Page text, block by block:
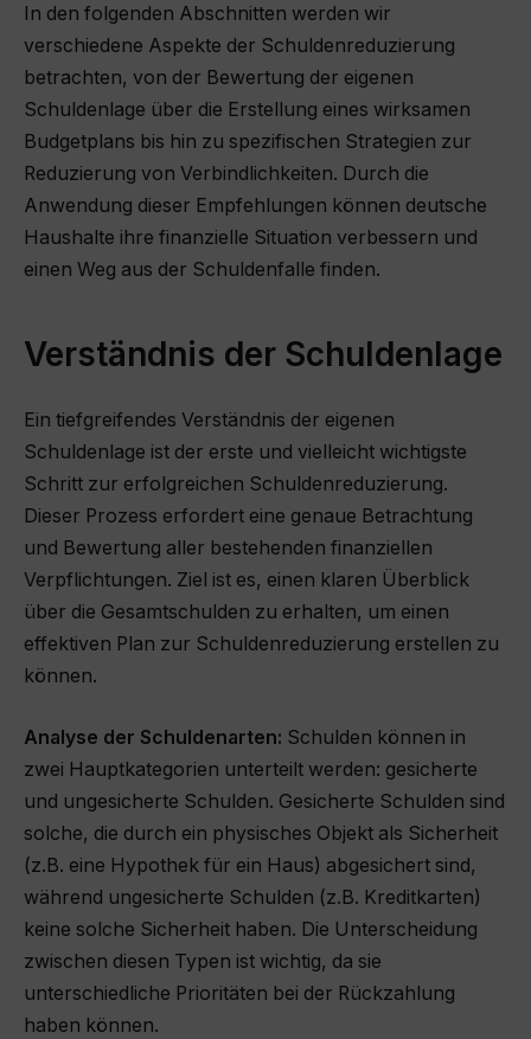
In den folgenden Abschnitten werden wir
verschiedene Aspekte der Schuldenreduzierung
betrachten, von der Bewertung der eigenen
Schuldenlage über die Erstellung eines wirksamen
Budgetplans bis hin zu spezifischen Strategien zur
Reduzierung von Verbindlichkeiten. Durch die
Anwendung dieser Empfehlungen können deutsche
Haushalte ihre finanzielle Situation verbessern und
einen Weg aus der Schuldenfalle finden.
Verständnis der Schuldenlage
Ein tiefgreifendes Verständnis der eigenen
Schuldenlage ist der erste und vielleicht wichtigste
Schritt zur erfolgreichen Schuldenreduzierung.
Dieser Prozess erfordert eine genaue Betrachtung
und Bewertung aller bestehenden finanziellen
Verpflichtungen. Ziel ist es, einen klaren Überblick
über die Gesamtschulden zu erhalten, um einen
effektiven Plan zur Schuldenreduzierung erstellen zu
können.
Analyse der Schuldenarten: Schulden können in
zwei Hauptkategorien unterteilt werden: gesicherte
und ungesicherte Schulden. Gesicherte Schulden sind
solche, die durch ein physisches Objekt als Sicherheit
(z.B. eine Hypothek für ein Haus) abgesichert sind,
während ungesicherte Schulden (z.B. Kreditkarten)
keine solche Sicherheit haben. Die Unterscheidung
zwischen diesen Typen ist wichtig, da sie
unterschiedliche Prioritäten bei der Rückzahlung
haben können.